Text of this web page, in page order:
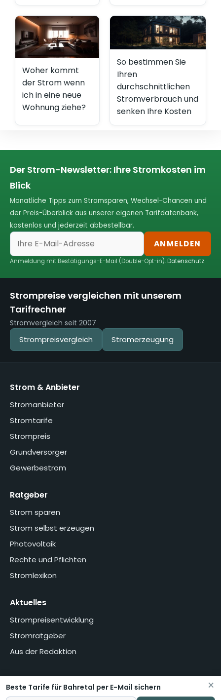
Woher kommt
der Strom wenn
ich in eine neue
Wohnung ziehe?
So bestimmen Sie
Ihren
durchschnittlichen
Stromverbrauch und
senken Ihre Kosten
Der Strom-Newsletter: Ihre Stromkosten im
Blick
Monatliche Tipps zum Stromsparen, Wechsel-Chancen und
der Preis-Überblick aus unserer eigenen Tarifdatenbank,
kostenlos und jederzeit abbestellbar.
ANMELDEN
Anmeldung mit Bestätigungs-E-Mail (Double-Opt-in).Datenschutz
Strompreise vergleichen mit unserem
Tarifrechner
Stromvergleich seit 2007
Strompreisvergleich Stromerzeugung
Strom & Anbieter
Stromanbieter
Stromtarife
Strompreis
Grundversorger
Gewerbestrom
Ratgeber
Strom sparen
Strom selbst erzeugen
Photovoltaik
Rechte und Pflichten
Stromlexikon
Aktuelles
Strompreisentwicklung
Stromratgeber
Aus der Redaktion
HomeÜber unsMethodikPresseDatenschutzerklärung
×
Beste Tarife für Bahretal per E-Mail sichern